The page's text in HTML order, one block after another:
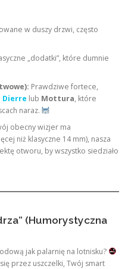
w duszy drzwi, często
„dodatki”, które dumnie
Prawdziwe fortece,
Dierre lub Mottura, które
naraz.
obecny wizjer ma
niż klasyczne 14 mm), nasza
otworu, by wszystko siedziało
(Humorystyczna
jak palarnię na lotnisku?
przez uszczelki, Twój smart